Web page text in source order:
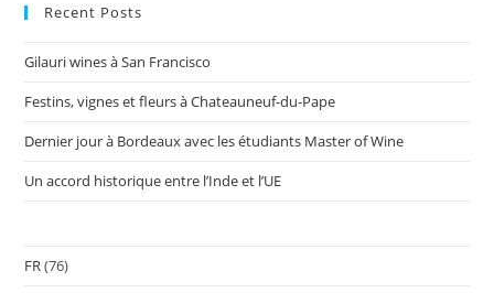
Recent Posts
Gilauri wines à San Francisco
Festins, vignes et fleurs à Chateauneuf-du-Pape
Dernier jour à Bordeaux avec les étudiants Master of Wine
Un accord historique entre l’Inde et l’UE
FR(76)